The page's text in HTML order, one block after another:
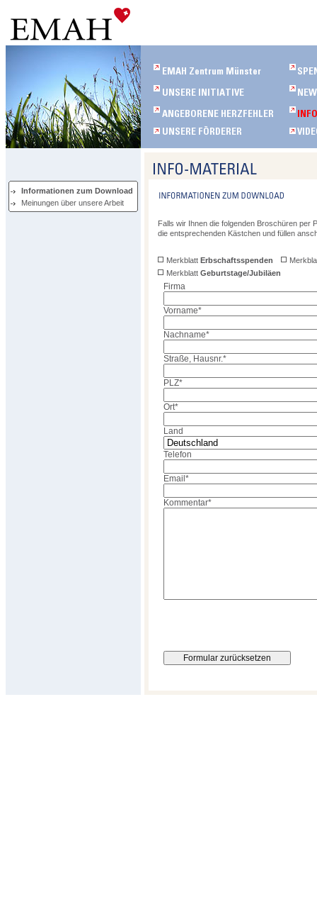
Informationen zum Download
Meinungen über unsere Arbeit
Falls wir Ihnen die folgenden Broschüren per
die entsprechenden Kästchen und füllen
Merkblatt Erbschaftsspenden
Merkblatt Geburtstage/Jubiläen
Firma
Vorname*
Nachname*
Straße, Hausnr.*
PLZ*
Ort*
Land
Telefon
Email*
Kommentar*